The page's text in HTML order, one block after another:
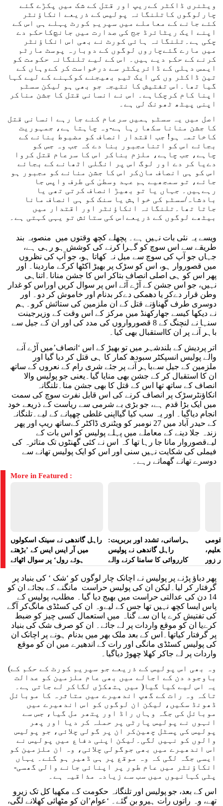
ویٹنری ڈاکٹر کےریپ اور قتل کے شک میں پکڑے گئے
چارلوگوں کاتلنگانہ پولیس کے ذریعے انکاؤنٹر
کئے جانے کے معاملے میں سپریم کورٹ پہلے ہی اس کے
اپنے ایک ریٹائرڈ جج کی صدارت میں جانچ‌کاحکم دے
چکی ہے۔تلنگانہ ہائی کورٹ نے بھی اس انکاؤنٹر
میں مارے گئےچاروں لوگوں کے دوبارہ پوسٹ مارٹم
کرنے کے حکم دیے ہیں۔ اس کے لیے تلنگانہ حکومت کو
ایمس دہلی کے ڈائریکٹر سے درخواست کر کےوہاں کے
تین ڈاکٹر وں کی ایک ٹیم بھیجنے کوکہنے کے لیے کہا
گیا تھا۔اس تفتیش کا نتیجہ جو بھی ہو لیکن سسٹم
اپنا کام کرچکاہے۔ اس نے انسانی قتل کا جشن مناکر
اپنی پیٹھ ٹھونک لی ہے۔
اصل میں یہ سسٹم ہمیں سرعام کئے جا رہے انسانی قتل
کا جشن منانا سکھا رہا ہے-وہ چاہتا ہے، جمہوریت
کاخاتمہ ہو! جب اقتدار انصاف کو مضبوط بنانے کے
بجائے اس کو اتنامجبور بنا دے کہ جب وہ جس کو
چاہے، جب چاہے، ملزم بناکر اس کا سرعام قتل کروا
دےیا کر دے اور لوگ اس پر انگلی اٹھانے کے بجائے
اس کو ہی انصاف مان‌کر اس کا جشن منانے کو مجبور ہو
جائے، تو سمجھیے ہم عہد وسطیٰ کی طرف واپس جا
رہےہیں۔ جہاں یا تو بھیڑ انصاف کرتی تھی یا
بادشاہ/سسٹم کی خواہش یا سنک کو ہی انصاف مانا
جاتا تھا۔تلنگانہ انکاؤنٹر اور اقتدار میں
بیٹھے لوگوں کے ذریعےاس کی ستائش تو یہی کہتی ہے۔
ویسے یہ نئی بات نہیں ہے۔ پچھلے کچھ وقتوں میں منصوبہ بند
طریقے سے اس سوچ کو گہرا کرنے کی کوشش ہو رہی ہے،
جہاں جو آپ کی سوچ سے میل نہ کھاتا ہو، جو آپ کی نظروں
میں قصوروار ہو، اس کو سڑک پر بھیڑ اکٹھا کرکے ماردینا۔ اور
پھر اس کو ہی اصلی انصاف بتاکر اس کا جشن منانا۔اتناہی
نہیں، جو اس جشن کے آڑے آئے اس پر سوال کریں اوراس کو غدار
وطن قرار دےکر یا دھمکی دےکر بدنام اور خاموش کر دو۔ اور
دوسری طرف گھناؤنے قتل کے ان ملزمین کی ستائش کرو۔ہم
نے دیکھا کیسے جھارکھنڈ میں مرکز کے اس وقت کے وزیرجینت
سنہا نے لنچنگ کے 8 قصورواروں کی مدد کی اور ان کے جیل سے
باہر آنے پر ان کااستقبال بھی کیا۔
اتر پردیش کے بلندشہر میں تو بھیڑ کے اس ‘انصاف’میں آڑے آنے
والے پولیس انسپکٹر سبودھ کمار کا ہی قتل کر دیا گیا اور
ملزمین کے جیل سےباہر آنے پر جئے شری رام کے نعروں کے ساتھ
ان کا استقبال کر کے جشن بھی منایا گیا۔یعنی جو پولیس والا
انصاف کے ساتھ تھا اس کے قتل کا بھی جشن منا۔تلنگانہ
انکاؤنٹرسڑک پر انصاف کرنے کی اس قابل نفرت سوچ کی سمت
میں ایک بڑا قدم ہے، جو بڑی بے شرمی سے ریاست کے ذریعے خود
انجام دیاگیا۔ اور یہ سب کیا گیااپنی غلطی چھپانے کے لیے۔تلنگانہ
کے حیدر آباد میں 27 نومبر کو ویٹنری ڈاکٹر کےساتھ ریپ اور پھر
زندہ جلا دینے کے معاملے میں پہلے پولیس کو اس بات کے
لیےقصوروار مانا جا رہا تھا کہ اس نے کئی گھنٹوں تک متاثرہ کی
فیملی کی شکایت نہیں سنی اور اس کو ایک پولیس تھانے سے
دوسرے تھانے گھماتے رہے۔
More in Featured :
راہل گاندھی نے سینک اسکولوں
میں آر ایس ایس کے ’بڑھتے
ہوئے رول‘ پر سوال اٹھائے
ہراسانی، تشدد اور بربریت:
راہل گاندھی نے پولیس
کارروائی کا سامنا کرنے والے
قومی
زور
پھر دباؤ پڑنے پر پولیس نے اچانک چار لوگوں کو ‘شک ‘ کی بنیاد پر
گرفتار کر لیا۔لیکن ان کی پولیس حراست مانگنے کے بجائے ان کو
14 دن کی عدالتی حراست میں بھیج دیا گیا۔ مطلب، پولیس کے
پاس ایسا کچھ نہیں تھا جس کے لیےوہ ان کی کسٹڈی مانگ‌کر آگے
کی تفتیش کرے یا ان سے گناہ میں استعمال کسی چیز کو ضبط
کرےیا ان کو موقع واردات پر لے جائے۔ ان کو صرف شک کی بنیاد
پر گرفتار کیاتھا۔اس کے بعد ملک بھر میں بدنام ہونے پر اچانک ان
کی پولیس کسٹڈی مانگی اور رات کے اندھیرے میں ان کو موقع
واردات پر لے جاکر کھلا چھوڑ دیاگیا۔
(وہ بھی اس پولیس کے ذریعے جو سپریم کورٹ کے حکم کے
باوجود دن کے اجالے میں بھی عام ملزمین کو عدالت
میں ہتھکڑی لگاکر لے جاتی ہے۔ )یہ اس لیے کیا گیا
تاکہ وہ رات کے گھپ اندھیرے میں متاثرہ کا موبائل
ڈھونڈ سکیں، لیکن ان لوگوں کو اس اندھیرے میں
موبائل کی جگہ وہاں راڈ اور پتھر مل گیا، جس سے
انہوں نے پولیس پارٹی پر حملہ کر دیا اور پھر
پولیس کی پسٹل چھین‌کر ان پر گولی چلائی، جو پولیس
والوں کو نہیں لگی۔لیکن اپنی دفاع میں پولیس نے
اس اندھیرے میں بھی جوگولی چلائی، وہ ان ملزمین کو
ایسی جگہ لگی کہ وہ موقع پر ہی ڈھیر ہو گئے۔ یہاں
انکاؤنٹر میں عام طور پر اپنائی جانے والی گھسی-
پٹی کہانیوں میں سب سے زیادہ مذاقیہ ہے۔
اس کے بعد، جو پولیس اور تلنگانہ حکومت کے مکھیا کل تک زیرو
تھے، وہ راتوں رات ہیرو بن گئے۔ ‘عوام’ان کو مٹھائی کھلانے لگی،